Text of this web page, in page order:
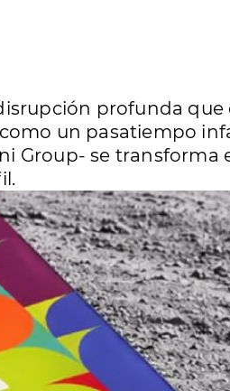
profunda que
un pasatiempo
Group- se transforma